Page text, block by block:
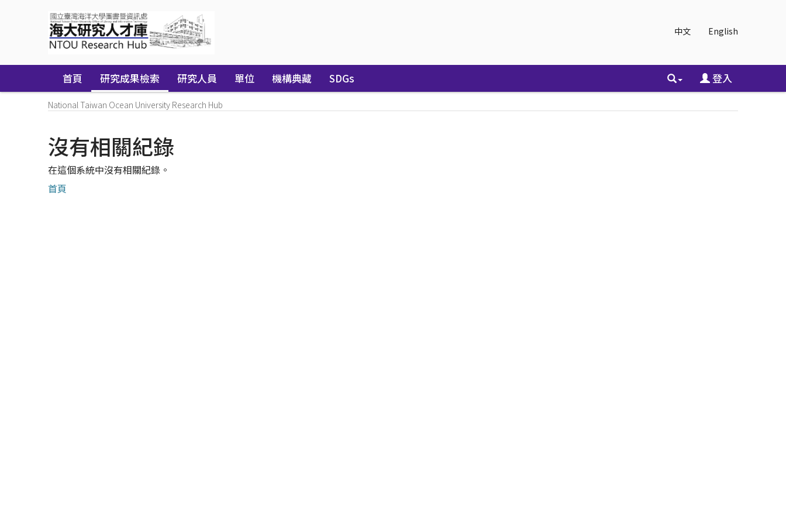
中文 English
首頁 研究成果檢索 研究人員 單位 機構典藏 SDGs 登入
National Taiwan Ocean University Research Hub
沒有相關紀錄
在這個系統中沒有相關紀錄。
首頁